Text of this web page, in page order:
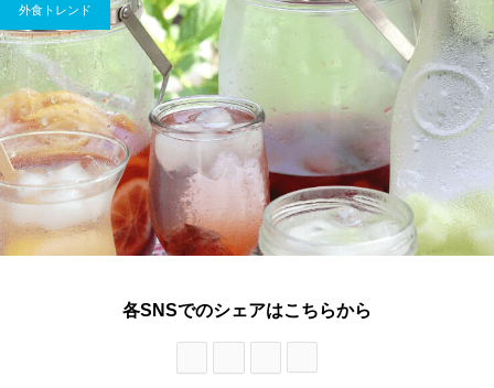
外食トレンド
各SNSでのシェアはこちらから